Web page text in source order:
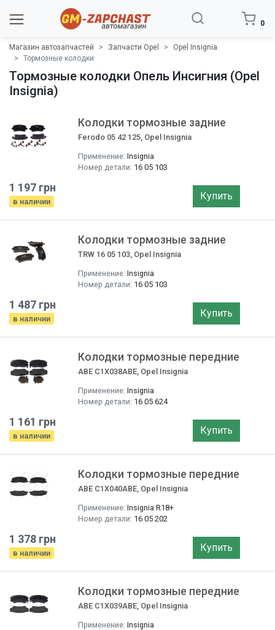
0
Магазин автозапчастей Запчасти Opel
Opel Insignia
Тормозные колодки
Тормозные колодки Опель Инсигния (Opel
Insignia)
Колодки тормозные задние
Ferodo 05 42 125, Opel Insignia
Применение: Insignia
Номер детали: 16 05 103
1 197 грн
в наличии Купить
Колодки тормозные задние
TRW 16 05 103, Opel Insignia
Применение: Insignia
Номер детали: 16 05 103
1 487 грн
в наличии Купить
Колодки тормозные передние
ABE C1X038ABE, Opel Insignia
Применение: Insignia
Номер детали: 16 05 624
1 161 грн
в наличии Купить
Колодки тормозные передние
ABE C1X040ABE, Opel Insignia
Применение: Insignia R18+
Номер детали: 16 05 202
1 378 грн
в наличии Купить
Колодки тормозные передние
ABE C1X039ABE, Opel Insignia
Применение: Insignia